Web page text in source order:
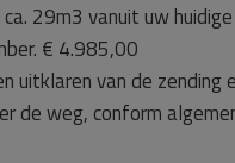
29m3 vanuit uw
€ 4.985,00
uitklaren van de
de weg, conform